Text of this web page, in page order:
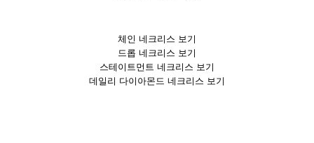
체인 네크리스 보기
드롭 네크리스 보기
스테이트먼트 네크리스 보기
데일리 다이아몬드 네크리스 보기